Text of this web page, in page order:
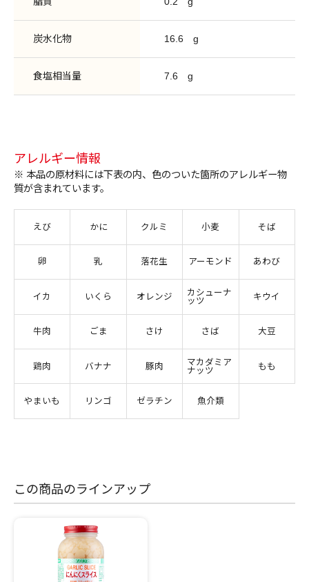
炭水化物 16.6 g
食塩相当量 7.6 g
アレルギー情報
※ 本品の原材料には下表の内、色のついた箇所のアレルギー物
質が含まれています。
えび かに クルミ 小麦 そば
卵 乳 落花生 アーモンド あわび
イカ いくら オレンジ
カシューナ
ッツ
キウイ
牛肉 ごま さけ さば 大豆
鶏肉 バナナ 豚肉
マカダミア
ナッツ
もも
やまいも リンゴ ゼラチン 魚介類
この商品のラインアップ